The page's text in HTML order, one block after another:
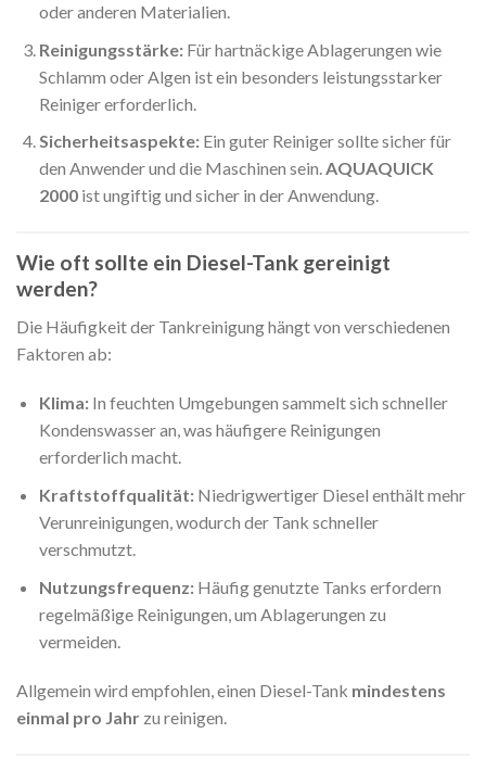
oder anderen Materialien.
Reinigungsstärke:Für hartnäckige Ablagerungen wie
Schlamm oder Algen ist ein besonders leistungsstarker
Reiniger erforderlich.
Sicherheitsaspekte:Ein guter Reiniger sollte sicher für
den Anwender und die Maschinen sein.AQUAQUICK
2000ist ungiftig und sicher in der Anwendung.
Wie oft sollte ein Diesel-Tank gereinigt
werden?
Die Häufigkeit der Tankreinigung hängt von verschiedenen
Faktoren ab:
Klima:In feuchten Umgebungen sammelt sich schneller
Kondenswasser an, was häufigere Reinigungen
erforderlich macht.
Kraftstoffqualität:Niedrigwertiger Diesel enthält mehr
Verunreinigungen, wodurch der Tank schneller
verschmutzt.
Nutzungsfrequenz:Häufig genutzte Tanks erfordern
regelmäßige Reinigungen, um Ablagerungen zu
vermeiden.
Allgemein wird empfohlen, einen Diesel-Tank mindestens
einmal pro Jahr zu reinigen.